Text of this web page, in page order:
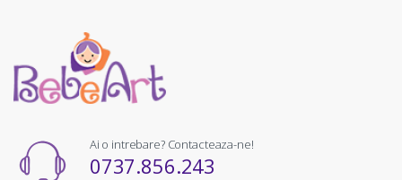
Ai o intrebare? Contacteaza-ne!
0737.856.243